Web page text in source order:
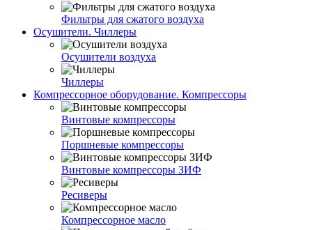
Фильтры для сжатого воздуха
Осушители. Чиллеры
Осушители воздуха
Чиллеры
Компрессорное оборудование. Компрессоры
Винтовые компрессоры
Поршневые компрессоры
Винтовые компрессоры ЗИФ
Ресиверы
Компрессорное масло